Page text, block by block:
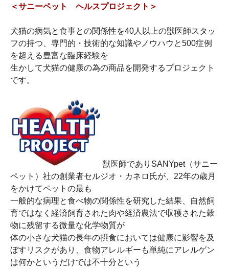
＜サニーペット ヘルスプロジェクト＞
犬猫の病気と食事との関係性を40人以上の獣医師スタッ
フの持つ、専門的・技術的な知識やノウハウと500症例
を超える豊富な臨床経験を
生かして犬猫の健康の為の商品を開発するプロジェクト
です。
獣医師でありSANYpet（サニー
ペット）社の創業者セルジオ・カネロ氏が、22年の歳月
をかけてペットの最も
一般的な病理と食べ物の関係性を研究した結果、自然飼
育ではなく経済飼育された肉や経済農法で収穫された穀
物に残留する微量な化学物質が
体の小さな犬猫の長年の摂食においては健康に影響を及
ぼすリスクがあり、食物アレルギーも単純にアレルゲン
は何かというだけでは不十分という